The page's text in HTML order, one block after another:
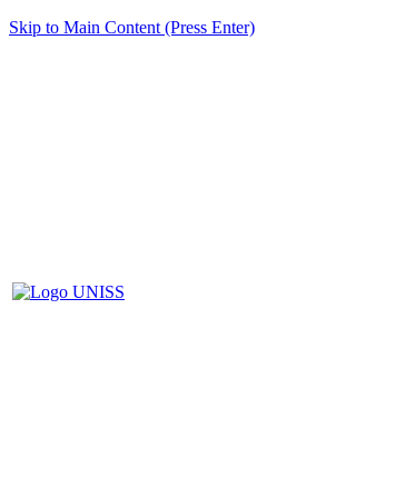
Skip to Main Content (Press Enter)